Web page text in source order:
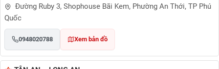
Đường Ruby 3, Shophouse Bãi Kem, Phường An Thới, TP Phú
Quốc
0948020788 Xem bản đồ